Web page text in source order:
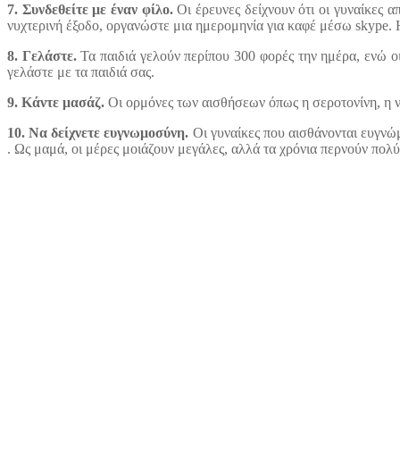
7. Συνδεθείτε με έναν φίλο.Οι έρευνες δείχνουν ότι οι γυναίκες
νυχτερινή έξοδο, οργανώστε μια ημερομηνία για καφέ μέσω skype.
8. Γελάστε.Τα παιδιά γελούν περίπου 300 φορές την ημέρα, ενώ
γελάστε με τα παιδιά σας.
9. Κάντε μασάζ. Οι ορμόνες των αισθήσεων όπως η σεροτονίνη, η
10. Να δείχνετε ευγνωμοσύνη. Οι γυναίκες που αισθάνονται
. Ως μαμά, οι μέρες μοιάζουν μεγάλες, αλλά τα χρόνια περνούν